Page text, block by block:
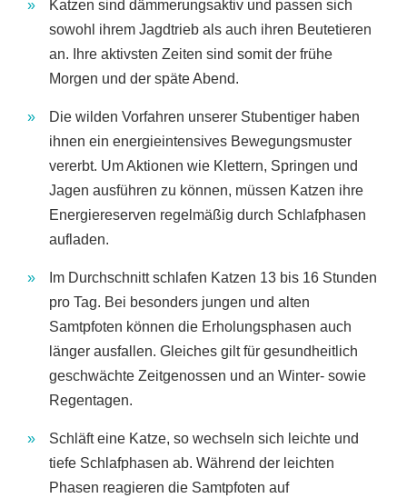
Katzen sind dämmerungsaktiv und passen sich
sowohl ihrem Jagdtrieb als auch ihren Beutetieren
an. Ihre aktivsten Zeiten sind somit der frühe
Morgen und der späte Abend.
Die wilden Vorfahren unserer Stubentiger haben
ihnen ein energieintensives Bewegungsmuster
vererbt. Um Aktionen wie Klettern, Springen und
Jagen ausführen zu können, müssen Katzen ihre
Energiereserven regelmäßig durch Schlafphasen
aufladen.
Im Durchschnitt schlafen Katzen 13 bis 16 Stunden
pro Tag. Bei besonders jungen und alten
Samtpfoten können die Erholungsphasen auch
länger ausfallen. Gleiches gilt für gesundheitlich
geschwächte Zeitgenossen und an Winter- sowie
Regentagen.
Schläft eine Katze, so wechseln sich leichte und
tiefe Schlafphasen ab. Während der leichten
Phasen reagieren die Samtpfoten auf